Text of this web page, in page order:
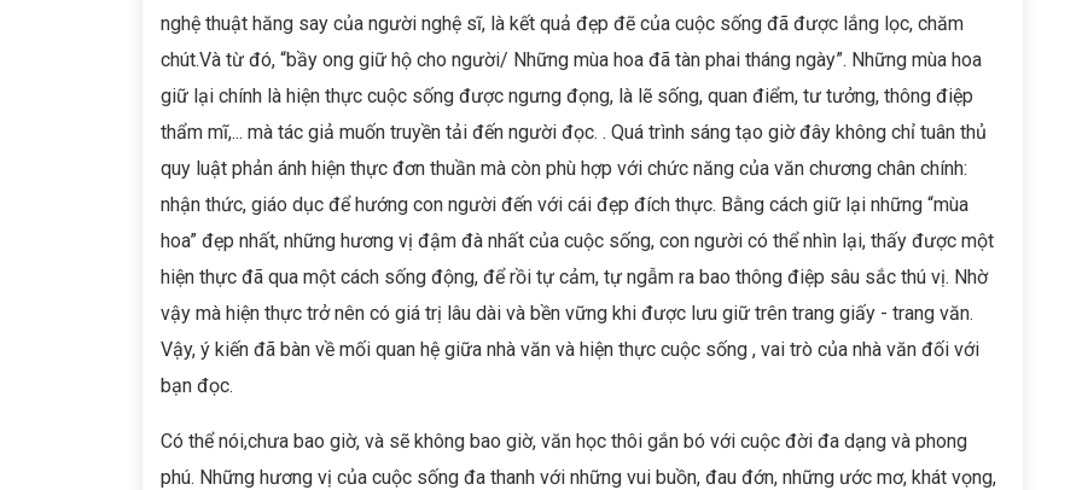
nghệ thuật hăng say của người nghệ sĩ, là kết quả đẹp đẽ của cuộc sống đã được lắng lọc, chăm
chút.Và từ đó, “bầy ong giữ hộ cho người/ Những mùa hoa đã tàn phai tháng ngày”. Những mùa hoa
giữ lại chính là hiện thực cuộc sống được ngưng đọng, là lẽ sống, quan điểm, tư tưởng, thông điệp
thẩm mĩ,... mà tác giả muốn truyền tải đến người đọc. . Quá trình sáng tạo giờ đây không chỉ tuân thủ
quy luật phản ánh hiện thực đơn thuần mà còn phù hợp với chức năng của văn chương chân chính:
nhận thức, giáo dục để hướng con người đến với cái đẹp đích thực. Bằng cách giữ lại những “mùa
hoa” đẹp nhất, những hương vị đậm đà nhất của cuộc sống, con người có thể nhìn lại, thấy được một
hiện thực đã qua một cách sống động, để rồi tự cảm, tự ngẫm ra bao thông điệp sâu sắc thú vị. Nhờ
vậy mà hiện thực trở nên có giá trị lâu dài và bền vững khi được lưu giữ trên trang giấy - trang văn.
Vậy, ý kiến đã bàn về mối quan hệ giữa nhà văn và hiện thực cuộc sống , vai trò của nhà văn đối với
bạn đọc.
Có thể nói,chưa bao giờ, và sẽ không bao giờ, văn học thôi gắn bó với cuộc đời đa dạng và phong
phú. Những hương vị của cuộc sống đa thanh với những vui buồn, đau đớn, những ước mơ, khát vọng,